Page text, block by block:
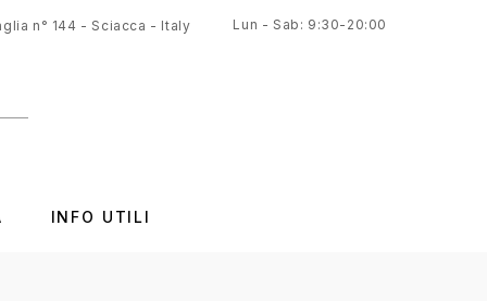
n° 144 - Sciacca - Italy Lun - Sab: 9:30-20:00
INFO UTILI